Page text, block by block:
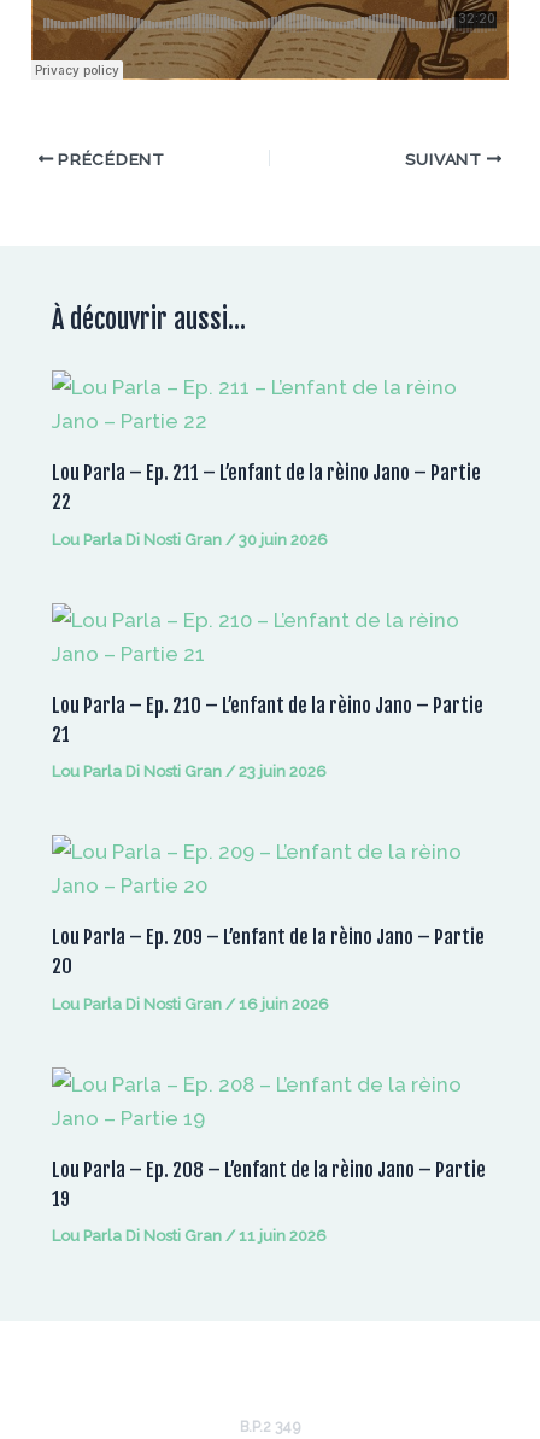
PRÉCÉDENT SUIVANT
À découvrir aussi...
Lou Parla – Ep. 211 – L’enfant de la rèino Jano – Partie
22
Lou Parla Di Nosti Gran/30 juin 2026
Lou Parla – Ep. 210 – L’enfant de la rèino Jano – Partie
21
Lou Parla Di Nosti Gran/23 juin 2026
Lou Parla – Ep. 209 – L’enfant de la rèino Jano – Partie
20
Lou Parla Di Nosti Gran/16 juin 2026
Lou Parla – Ep. 208 – L’enfant de la rèino Jano – Partie
19
Lou Parla Di Nosti Gran/11 juin 2026
B.P.2 349